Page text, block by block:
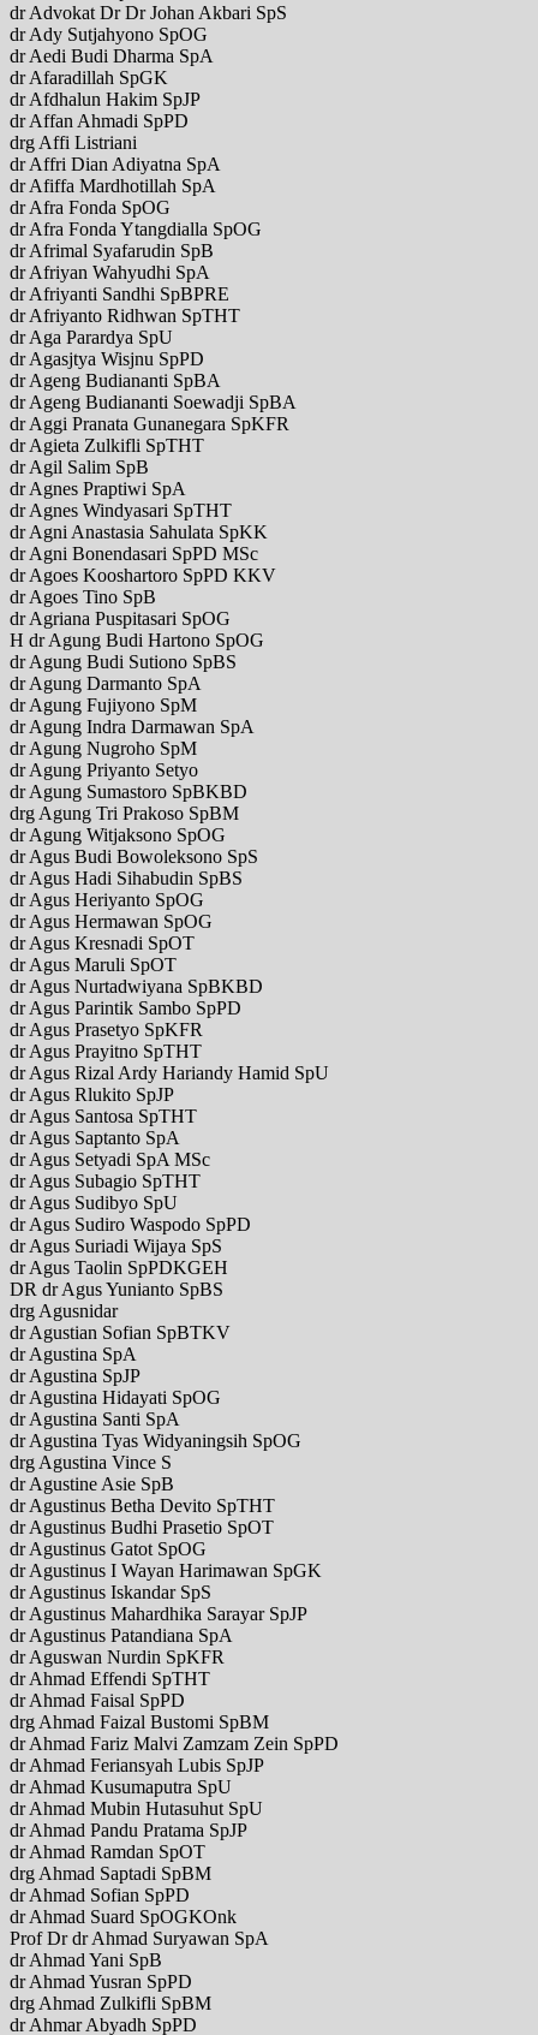
dr Advokat Dr Dr Johan Akbari SpS
dr Ady Sutjahyono SpOG
dr Aedi Budi Dharma SpA
dr Afaradillah SpGK
dr Afdhalun Hakim SpJP
dr Affan Ahmadi SpPD
drg Affi Listriani
dr Affri Dian Adiyatna SpA
dr Afiffa Mardhotillah SpA
dr Afra Fonda SpOG
dr Afra Fonda Ytangdialla SpOG
dr Afrimal Syafarudin SpB
dr Afriyan Wahyudhi SpA
dr Afriyanti Sandhi SpBPRE
dr Afriyanto Ridhwan SpTHT
dr Aga Parardya SpU
dr Agasjtya Wisjnu SpPD
dr Ageng Budiananti SpBA
dr Ageng Budiananti Soewadji SpBA
dr Aggi Pranata Gunanegara SpKFR
dr Agieta Zulkifli SpTHT
dr Agil Salim SpB
dr Agnes Praptiwi SpA
dr Agnes Windyasari SpTHT
dr Agni Anastasia Sahulata SpKK
dr Agni Bonendasari SpPD MSc
dr Agoes Kooshartoro SpPD KKV
dr Agoes Tino SpB
dr Agriana Puspitasari SpOG
H dr Agung Budi Hartono SpOG
dr Agung Budi Sutiono SpBS
dr Agung Darmanto SpA
dr Agung Fujiyono SpM
dr Agung Indra Darmawan SpA
dr Agung Nugroho SpM
dr Agung Priyanto Setyo
dr Agung Sumastoro SpBKBD
drg Agung Tri Prakoso SpBM
dr Agung Witjaksono SpOG
dr Agus Budi Bowoleksono SpS
dr Agus Hadi Sihabudin SpBS
dr Agus Heriyanto SpOG
dr Agus Hermawan SpOG
dr Agus Kresnadi SpOT
dr Agus Maruli SpOT
dr Agus Nurtadwiyana SpBKBD
dr Agus Parintik Sambo SpPD
dr Agus Prasetyo SpKFR
dr Agus Prayitno SpTHT
dr Agus Rizal Ardy Hariandy Hamid SpU
dr Agus Rlukito SpJP
dr Agus Santosa SpTHT
dr Agus Saptanto SpA
dr Agus Setyadi SpA MSc
dr Agus Subagio SpTHT
dr Agus Sudibyo SpU
dr Agus Sudiro Waspodo SpPD
dr Agus Suriadi Wijaya SpS
dr Agus Taolin SpPDKGEH
DR dr Agus Yunianto SpBS
drg Agusnidar
dr Agustian Sofian SpBTKV
dr Agustina SpA
dr Agustina SpJP
dr Agustina Hidayati SpOG
dr Agustina Santi SpA
dr Agustina Tyas Widyaningsih SpOG
drg Agustina Vince S
dr Agustine Asie SpB
dr Agustinus Betha Devito SpTHT
dr Agustinus Budhi Prasetio SpOT
dr Agustinus Gatot SpOG
dr Agustinus I Wayan Harimawan SpGK
dr Agustinus Iskandar SpS
dr Agustinus Mahardhika Sarayar SpJP
dr Agustinus Patandiana SpA
dr Aguswan Nurdin SpKFR
dr Ahmad Effendi SpTHT
dr Ahmad Faisal SpPD
drg Ahmad Faizal Bustomi SpBM
dr Ahmad Fariz Malvi Zamzam Zein SpPD
dr Ahmad Feriansyah Lubis SpJP
dr Ahmad Kusumaputra SpU
dr Ahmad Mubin Hutasuhut SpU
dr Ahmad Pandu Pratama SpJP
dr Ahmad Ramdan SpOT
drg Ahmad Saptadi SpBM
dr Ahmad Sofian SpPD
dr Ahmad Suard SpOGKOnk
Prof Dr dr Ahmad Suryawan SpA
dr Ahmad Yani SpB
dr Ahmad Yusran SpPD
drg Ahmad Zulkifli SpBM
dr Ahmar Abyadh SpPD